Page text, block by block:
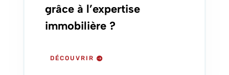
grâce à l’expertise
immobilière ?
DÉCOUVRIR